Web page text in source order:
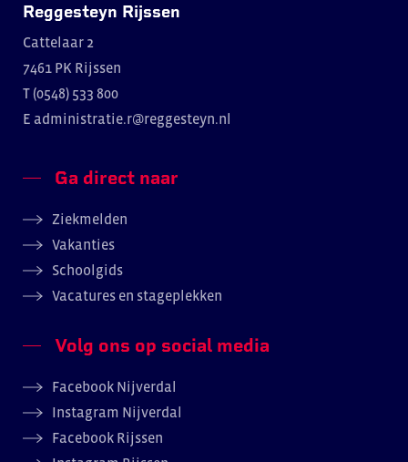
Reggesteyn Rijssen
Cattelaar 2
7461 PK Rijssen
T (0548) 533 800
E administratie.r@reggesteyn.nl
Ga direct naar
Ziekmelden
Vakanties
Schoolgids
Vacatures en stageplekken
Volg ons op social media
Facebook Nijverdal
Instagram Nijverdal
Facebook Rijssen